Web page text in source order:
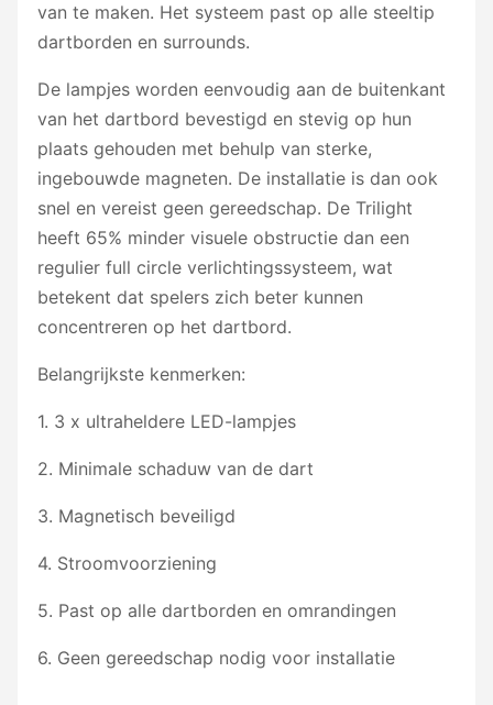
van te maken. Het systeem past op alle steeltip
dartborden en surrounds.
De lampjes worden eenvoudig aan de buitenkant
van het dartbord bevestigd en stevig op hun
plaats gehouden met behulp van sterke,
ingebouwde magneten. De installatie is dan ook
snel en vereist geen gereedschap. De Trilight
heeft 65% minder visuele obstructie dan een
regulier full circle verlichtingssysteem, wat
betekent dat spelers zich beter kunnen
concentreren op het dartbord.
Belangrijkste kenmerken:
1. 3 x ultraheldere LED-lampjes
2. Minimale schaduw van de dart
3. Magnetisch beveiligd
4. Stroomvoorziening
5. Past op alle dartborden en omrandingen
6. Geen gereedschap nodig voor installatie